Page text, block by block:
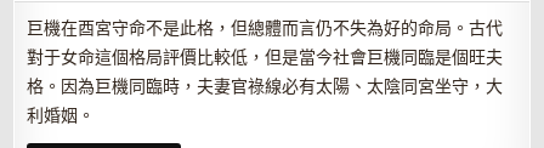
巨機在酉宮守命不是此格，但總體而言仍不失為好的命局。古代
對于女命這個格局評價比較低，但是當今社會巨機同臨是個旺夫
格。因為巨機同臨時，夫妻官祿線必有太陽、太陰同宮坐守，大
利婚姻。